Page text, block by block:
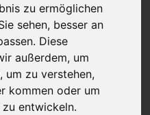
zu ermöglichen
sehen, besser an
Diese
außerdem, um
um zu verstehen,
kommen oder um
entwickeln.